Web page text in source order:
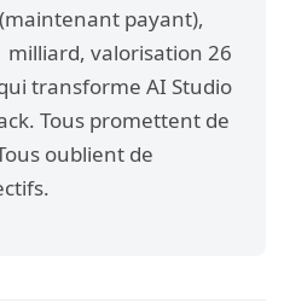
payant),
milliard, valorisation 26
transforme AI Studio
Tous promettent de
oublient de